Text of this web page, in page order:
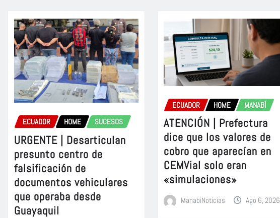
ECUADOR HOME SUCESOS
URGENTE | Desarticulan
presunto centro de
falsificación de
documentos vehiculares
que operaba desde
Guayaquil
ECUADOR HOME MANABÍ
ATENCIÓN | Prefectura
dice que los valores de
cobro que aparecían en
CEMVial solo eran
«simulaciones»
ManabiNoticias Ago 6, 2026